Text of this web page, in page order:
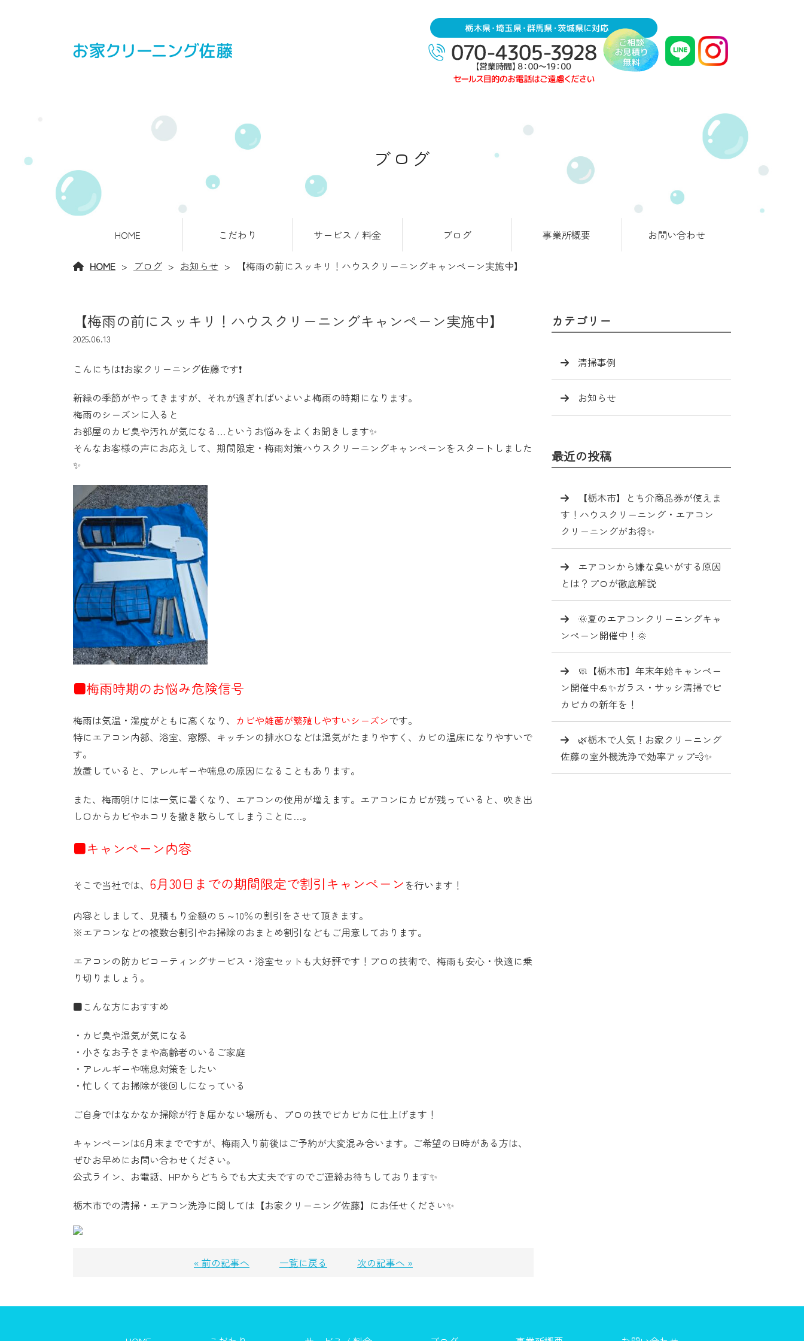
ブログ
HOME こだわり サービス / 料金 ブログ 事業所概要 お問い合わせ
HOME ブログ お知らせ 【梅雨の前にスッキリ！ハウスクリーニングキャンペーン実施中】
【梅雨の前にスッキリ！ハウスクリーニングキャンペーン実施中】
2025.06.13
こんにちは❗お家クリーニング佐藤です❗
新緑の季節がやってきますが、それが過ぎればいよいよ梅雨の時期になります。
梅雨のシーズンに入ると
お部屋のカビ臭や汚れが気になる…というお悩みをよくお聞きします✨
そんなお客様の声にお応えして、期間限定・梅雨対策ハウスクリーニングキャンペーンをスタートしました
✨
■梅雨時期のお悩み危険信号
梅雨は気温・湿度がともに高くなり、 カビや雑菌が繁殖しやすいシーズンです。
特にエアコン内部、浴室、窓際、キッチンの排水口などは湿気がたまりやすく、カビの温床になりやすいで
す。
放置していると、アレルギーや喘息の原因になることもあります。
また、梅雨明けには一気に暑くなり、エアコンの使用が増えます。エアコンにカビが残っていると、吹き出
し口からカビやホコリを撒き散らしてしまうことに…。
■キャンペーン内容
そこで当社では、 6月30日までの期間限定で割引キャンペーン を行います！
内容としまして、見積もり金額の５～10％の割引をさせて頂きます。
※エアコンなどの複数台割引やお掃除のおまとめ割引などもご用意しております。
エアコンの防カビコーティングサービス・浴室セットも大好評です！プロの技術で、梅雨も安心・快適に乗
り切りましょう。
■こんな方におすすめ
・カビ臭や湿気が気になる
・小さなお子さまや高齢者のいるご家庭
・アレルギーや喘息対策をしたい
・忙しくてお掃除が後回しになっている
ご自身ではなかなか掃除が行き届かない場所も、プロの技でピカピカに仕上げます！
キャンペーンは6月末までですが、梅雨入り前後はご予約が大変混み合います。ご希望の日時がある方は、
ぜひお早めにお問い合わせください。
公式ライン、お電話、HPからどちらでも大丈夫ですのでご連絡お待ちしております✨
栃木市での清掃・エアコン洗浄に関しては【お家クリーニング佐藤】にお任せください✨
« 前の記事へ 一覧に戻る 次の記事へ »
カテゴリー
清掃事例
お知らせ
最近の投稿
【栃木市】とち介商品券が使えま
す！ハウスクリーニング・エアコン
クリーニングがお得✨
エアコンから嫌な臭いがする原因
とは？プロが徹底解説
🌞夏のエアコンクリーニングキャ
ンペーン開催中！🌞
🧼【栃木市】年末年始キャンペー
ン開催中🎍✨ガラス・サッシ清掃でピ
カピカの新年を！
🌿栃木で人気！お家クリーニング
佐藤の室外機洗浄で効率アップ💨✨